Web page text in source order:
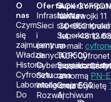
Sitemap
O
nas
Czym
się
zajmujemy
Władze
Historia
Cyfronetu
Laboratoria
Do
Oferta
Infrastruktura
Sieci
i
centrum
danych
Sztuczna
inteligencja
Rozwój
Nasze
na
TOP500
na
Green500
Archiwum
ACK
ul. Nawojki 11
30-950
tel.: +48 12
e-mail:
ACK
posiada
z normą PN-
oraz Etykietę